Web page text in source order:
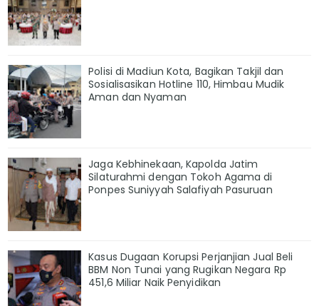
Polisi di Madiun Kota, Bagikan Takjil dan
Sosialisasikan Hotline 110, Himbau Mudik
Aman dan Nyaman
Jaga Kebhinekaan, Kapolda Jatim
Silaturahmi dengan Tokoh Agama di
Ponpes Suniyyah Salafiyah Pasuruan
Kasus Dugaan Korupsi Perjanjian Jual Beli
BBM Non Tunai yang Rugikan Negara Rp
451,6 Miliar Naik Penyidikan